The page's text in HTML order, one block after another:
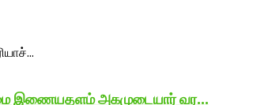
இணையதளம் அகமுடையார் வர...